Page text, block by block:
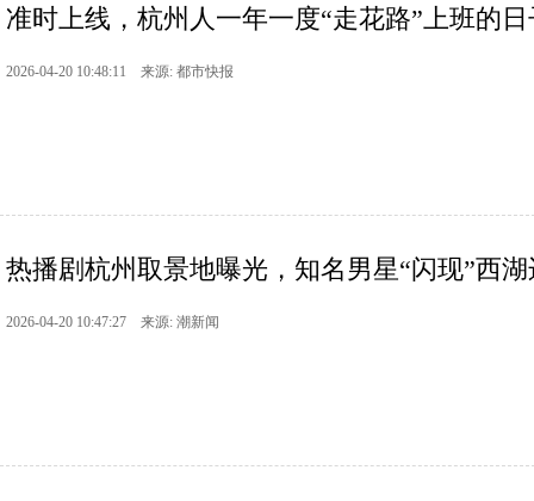
准时上线，杭州人一年一度“走花路”上班的
2026-04-20 10:48:11 来源: 都市快报
热播剧杭州取景地曝光，知名男星“闪现”西
2026-04-20 10:47:27 来源: 潮新闻